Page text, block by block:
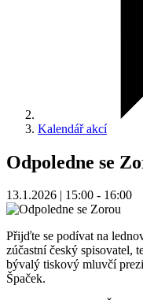
Kalendář akcí
Odpoledne se
13.1.2026 | 15:00 - 16:00
Přijďte se podívat na
zúčastníčeský spisovatel,
bývalý tiskový mluvčí
Špaček.